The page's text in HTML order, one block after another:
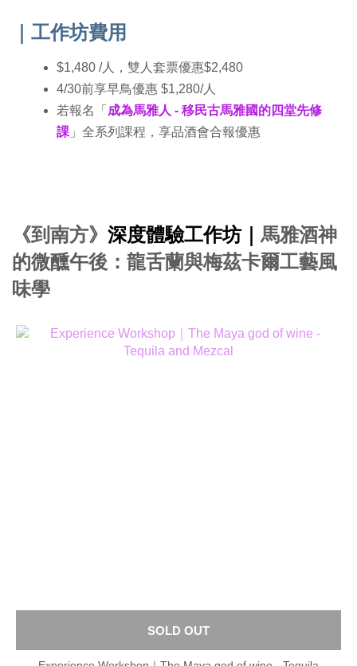
｜工作坊費用
$1,480 /人，雙人套票優惠$2,480
4/30前享早鳥優惠 $1,280/人
若報名「 成為馬雅人 - 移民古馬雅國的四堂先修
課 」全系列課程，享品酒會合報優惠
《到南方》 深度體驗工作坊｜ 馬雅酒神
的微醺午後：龍舌蘭與梅茲卡爾工藝風
味學
SOLD OUT